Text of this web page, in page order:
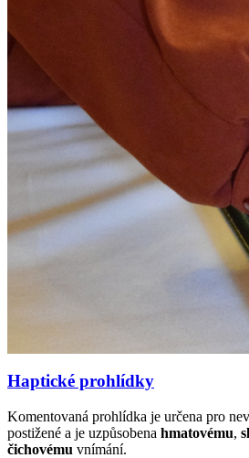
Haptické prohlídky
Komentovaná prohlídka je určena pro
postižené a je uzpůsobena hmatovému,
čichovému vnímání.